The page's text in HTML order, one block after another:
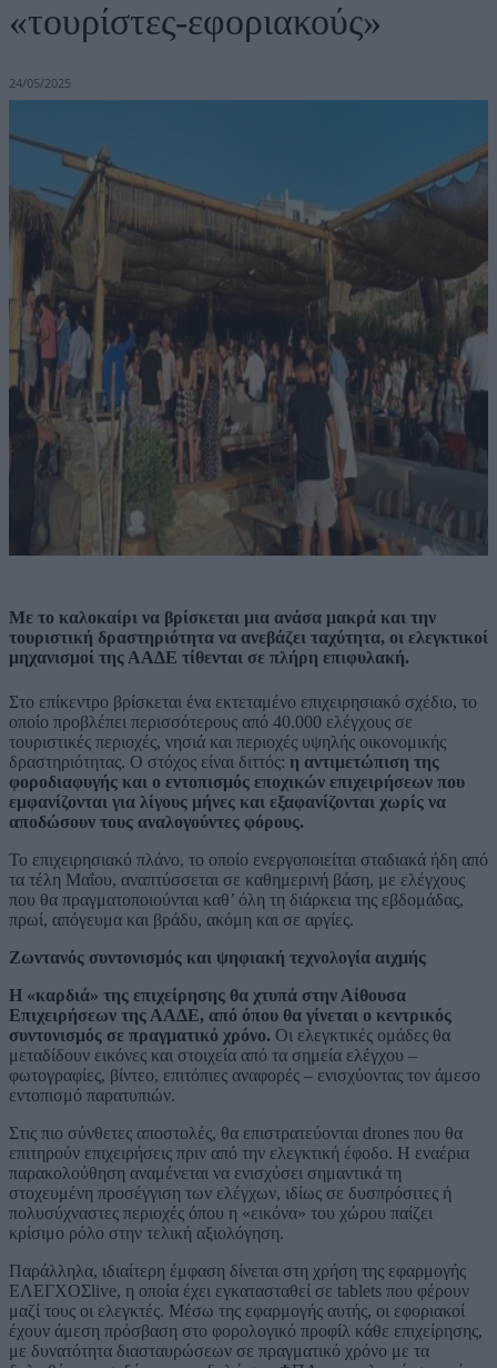
«τουρίστες-εφοριακούς»
24/05/2025
Με το καλοκαίρι να βρίσκεται μια ανάσα μακρά και την
τουριστική δραστηριότητα να ανεβάζει ταχύτητα, οι ελεγκτικοί
μηχανισμοί της ΑΑΔΕ τίθενται σε πλήρη επιφυλακή.
Στο επίκεντρο βρίσκεται ένα εκτεταμένο επιχειρησιακό σχέδιο, το
οποίο προβλέπει περισσότερους από 40.000 ελέγχους σε
τουριστικές περιοχές, νησιά και περιοχές υψηλής οικονομικής
δραστηριότητας. Ο στόχος είναι διττός: η αντιμετώπιση της
φοροδιαφυγής και ο εντοπισμός εποχικών επιχειρήσεων που
εμφανίζονται για λίγους μήνες και εξαφανίζονται χωρίς να
αποδώσουν τους αναλογούντες φόρους.
Το επιχειρησιακό πλάνο, το οποίο ενεργοποιείται σταδιακά ήδη από
τα τέλη Μαΐου, αναπτύσσεται σε καθημερινή βάση, με ελέγχους
που θα πραγματοποιούνται καθ’ όλη τη διάρκεια της εβδομάδας,
πρωί, απόγευμα και βράδυ, ακόμη και σε αργίες.
Ζωντανός συντονισμός και ψηφιακή τεχνολογία αιχμής
Η «καρδιά» της επιχείρησης θα χτυπά στην Αίθουσα
Επιχειρήσεων της ΑΑΔΕ, από όπου θα γίνεται ο κεντρικός
συντονισμός σε πραγματικό χρόνο. Οι ελεγκτικές ομάδες θα
μεταδίδουν εικόνες και στοιχεία από τα σημεία ελέγχου –
φωτογραφίες, βίντεο, επιτόπιες αναφορές – ενισχύοντας τον άμεσο
εντοπισμό παρατυπιών.
Στις πιο σύνθετες αποστολές, θα επιστρατεύονται drones που θα
επιτηρούν επιχειρήσεις πριν από την ελεγκτική έφοδο. Η εναέρια
παρακολούθηση αναμένεται να ενισχύσει σημαντικά τη
στοχευμένη προσέγγιση των ελέγχων, ιδίως σε δυσπρόσιτες ή
πολυσύχναστες περιοχές όπου η «εικόνα» του χώρου παίζει
κρίσιμο ρόλο στην τελική αξιολόγηση.
Παράλληλα, ιδιαίτερη έμφαση δίνεται στη χρήση της εφαρμογής
ΕΛΕΓΧΟΣlive, η οποία έχει εγκατασταθεί σε tablets που φέρουν
μαζί τους οι ελεγκτές. Μέσω της εφαρμογής αυτής, οι εφοριακοί
έχουν άμεση πρόσβαση στο φορολογικό προφίλ κάθε επιχείρησης,
με δυνατότητα διασταυρώσεων σε πραγματικό χρόνο με τα